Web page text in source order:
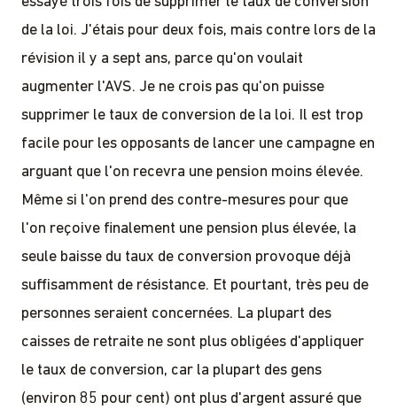
de la loi. J'étais pour deux fois, mais contre lors de la
révision il y a sept ans, parce qu'on voulait
augmenter l'AVS. Je ne crois pas qu'on puisse
supprimer le taux de conversion de la loi. Il est trop
facile pour les opposants de lancer une campagne en
arguant que l'on recevra une pension moins élevée.
Même si l'on prend des contre-mesures pour que
l'on reçoive finalement une pension plus élevée, la
seule baisse du taux de conversion provoque déjà
suffisamment de résistance. Et pourtant, très peu de
personnes seraient concernées. La plupart des
caisses de retraite ne sont plus obligées d'appliquer
le taux de conversion, car la plupart des gens
(environ 85 pour cent) ont plus d'argent assuré que